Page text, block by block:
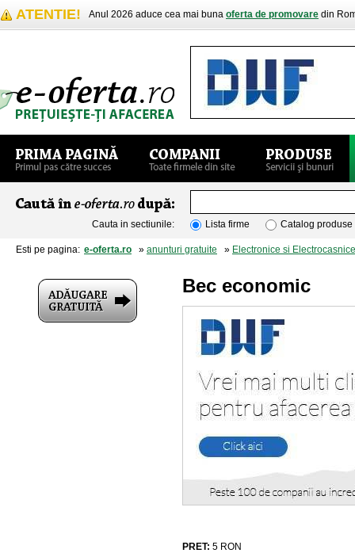
ATENTIE! Anul 2026 aduce cea mai buna oferta de promovare din
Cauta in sectiunile: Lista firme Catalog produse
Esti pe pagina: e-oferta.ro » anunturi gratuite » Electronice si Electrocasnice
Bec economic
PRET: 5 RON